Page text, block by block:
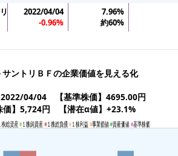
ＢＦ2022/04/04
-0.96%
7.96%
約60%
サントリＢＦの企業価値を見える化
2022/04/04 【基準株価】4695.00円
価】5,724円 【潜在α値】+23.1%